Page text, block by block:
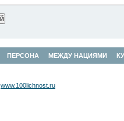
ПЕРСОНА МЕЖДУ НАЦИЯМИ
www.100lichnost.ru